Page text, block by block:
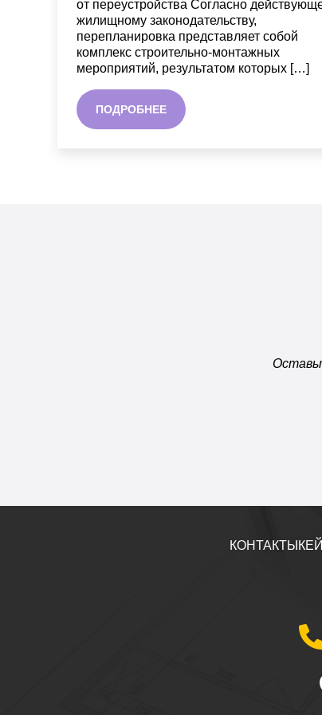
от переустройства Согласно
жилищному законодательству,
перепланировка представляет собой
комплекс строительно-монтажных
мероприятий, результатом которых […]
ПОДРОБНЕЕ
КОНТАКТЫ